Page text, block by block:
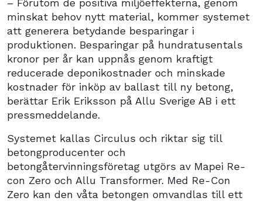
– Förutom de positiva miljöeffekterna, genom
minskat behov nytt material, kommer systemet
att generera betydande besparingar i
produktionen. Besparingar på hundratusentals
kronor per år kan uppnås genom kraftigt
reducerade deponikostnader och minskade
kostnader för inköp av ballast till ny betong,
berättar Erik Eriksson på Allu Sverige AB i ett
pressmeddelande.
Systemet kallas Circulus och riktar sig till
betongproducenter och
betongåtervinningsföretag utgörs av Mapei Re-
con Zero och Allu Transformer. Med Re-Con
Zero kan den våta betongen omvandlas till ett